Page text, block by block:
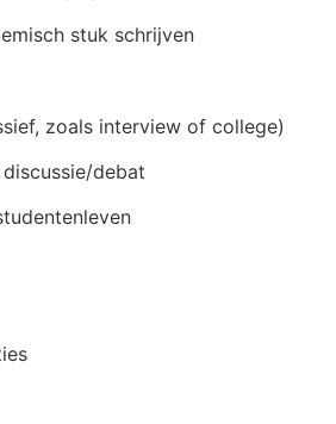
stuk schrijven
zoals interview of college)
debat